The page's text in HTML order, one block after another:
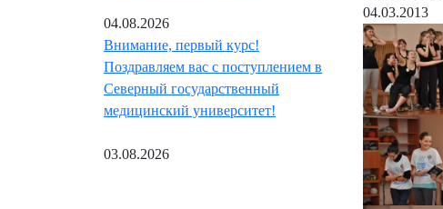
04.08.2026
Внимание, первый курс!
Поздравляем вас с поступлением в
Северный государственный
медицинский университет!
03.08.2026
04.03.2013